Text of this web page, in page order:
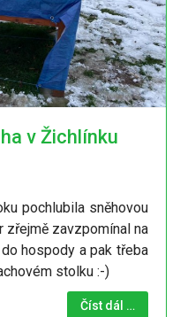
v Žichlínku
pochlubila sněhovou
zřejmě zavzpomínal na
hospody a pak třeba
stolku :-)
Číst dál …